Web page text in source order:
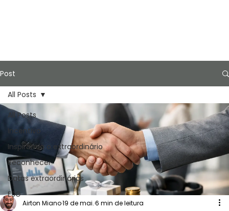
Post
All Posts
Incentivo
Inspirando o extraordinário
Reconhecer
Datas extraordinárias
ESG
All Posts
Airton Miano19 de mai.6 min de leitura